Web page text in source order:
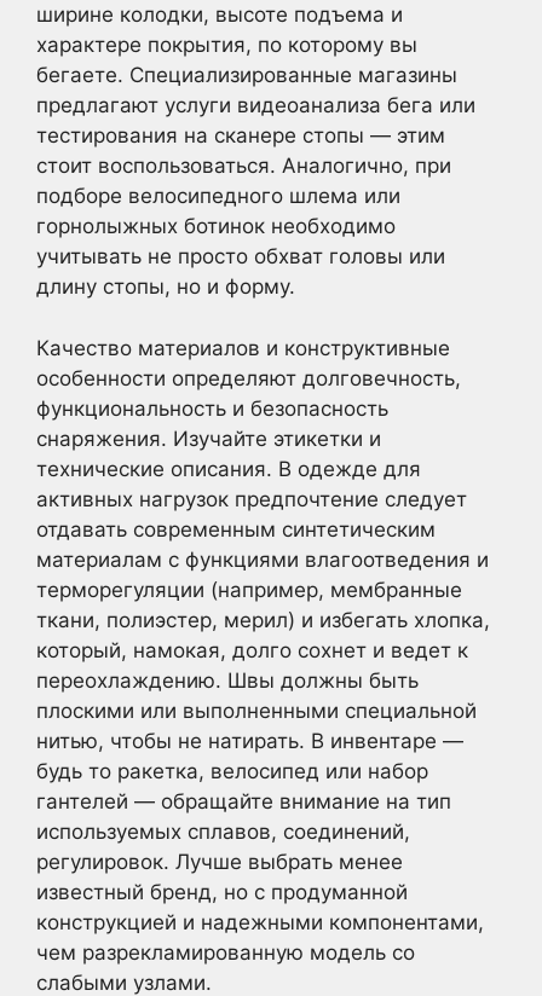
ширине колодки, высоте подъема и
характере покрытия, по которому вы
бегаете. Специализированные магазины
предлагают услуги видеоанализа бега или
тестирования на сканере стопы — этим
стоит воспользоваться. Аналогично, при
подборе велосипедного шлема или
горнолыжных ботинок необходимо
учитывать не просто обхват головы или
длину стопы, но и форму.
Качество материалов и конструктивные
особенности определяют долговечность,
функциональность и безопасность
снаряжения. Изучайте этикетки и
технические описания. В одежде для
активных нагрузок предпочтение следует
отдавать современным синтетическим
материалам с функциями влагоотведения и
терморегуляции (например, мембранные
ткани, полиэстер, мерил) и избегать хлопка,
который, намокая, долго сохнет и ведет к
переохлаждению. Швы должны быть
плоскими или выполненными специальной
нитью, чтобы не натирать. В инвентаре —
будь то ракетка, велосипед или набор
гантелей — обращайте внимание на тип
используемых сплавов, соединений,
регулировок. Лучше выбрать менее
известный бренд, но с продуманной
конструкцией и надежными компонентами,
чем разрекламированную модель со
слабыми узлами.